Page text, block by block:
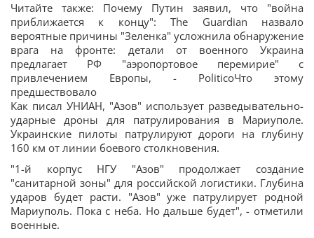
Читайте также: Почему Путин заявил, что "война
приближается к концу": The Guardian назвало
вероятные причины "Зеленка" усложнила обнаружение
врага на фронте: детали от военного Украина
предлагает РФ "аэропортовое перемирие" с
привлечением Европы, - PoliticoЧто этому
предшествовало
Как писал УНИАН, "Азов" использует разведывательно-
ударные дроны для патрулирования в Мариуполе.
Украинские пилоты патрулируют дороги на глубину
160 км от линии боевого столкновения.
"1-й корпус НГУ "Азов" продолжает создание
"санитарной зоны" для российской логистики. Глубина
ударов будет расти. "Азов" уже патрулирует родной
Мариуполь. Пока с неба. Но дальше будет", - отметили
военные.